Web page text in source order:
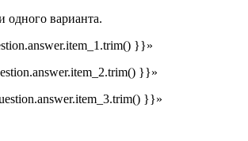
одного варианта.
}}»
}}»
}}»